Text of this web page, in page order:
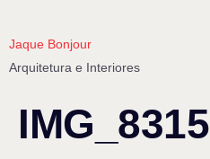
Jaque Bonjour
Arquitetura e Interiores
IMG_8315